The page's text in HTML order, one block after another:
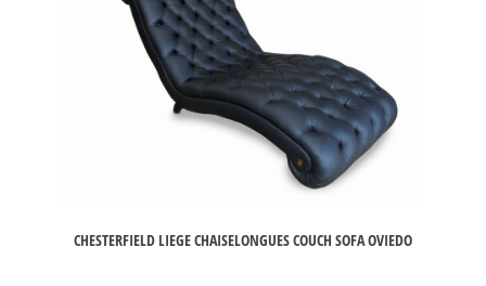
CHESTERFIELD LIEGE CHAISELONGUES COUCH SOFA OVIEDO